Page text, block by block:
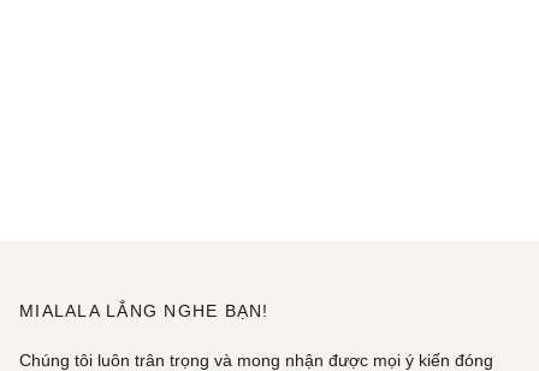
MIALALA LẮNG NGHE BẠN!
Chúng tôi luôn trân trọng và mong nhận được mọi ý kiến đóng